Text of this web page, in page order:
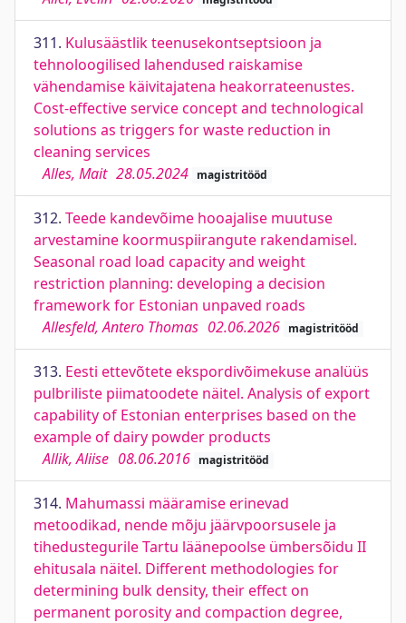
311. Kulusäästlik teenusekontseptsioon ja
tehnoloogilised lahendused raiskamise
vähendamise käivitajatena heakorrateenustes.
Cost-effective service concept and technological
solutions as triggers for waste reduction in
cleaning services
Alles, Mait 28.05.2024 magistritööd
312. Teede kandevõime hooajalise muutuse
arvestamine koormuspiirangute rakendamisel.
Seasonal road load capacity and weight
restriction planning: developing a decision
framework for Estonian unpaved roads
Allesfeld, Antero Thomas 02.06.2026 magistritööd
313. Eesti ettevõtete ekspordivõimekuse analüüs
pulbriliste piimatoodete näitel. Analysis of export
capability of Estonian enterprises based on the
example of dairy powder products
Allik, Aliise 08.06.2016 magistritööd
314. Mahumassi määramise erinevad
metoodikad, nende mõju jäärvpoorsusele ja
tihedustegurile Tartu läänepoolse ümbersõidu II
ehitusala näitel. Different methodologies for
determining bulk density, their effect on
permanent porosity and compaction degree,